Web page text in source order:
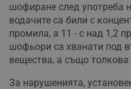
шофиране след употреба
водачите са били с
промила, а 11 - с над 1,2
шофьори са хванати под
вещества, а също толкова
За нарушенията,